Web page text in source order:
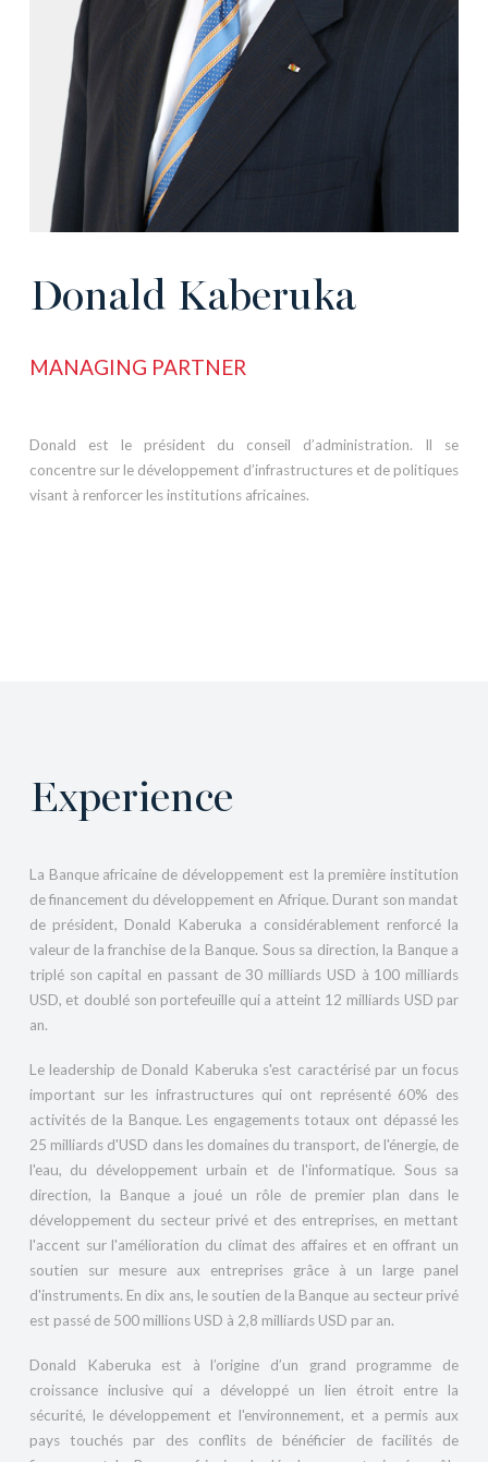
Donald Kaberuka
MANAGING PARTNER
Donald est le président du conseil d’administration. Il se
concentre sur le développement d’infrastructures et de politiques
visant à renforcer les institutions africaines.
Experience
La Banque africaine de développement est la première institution
de financement du développement en Afrique. Durant son mandat
de président, Donald Kaberuka a considérablement renforcé la
valeur de la franchise de la Banque. Sous sa direction, la Banque a
triplé son capital en passant de 30 milliards USD à 100 milliards
USD, et doublé son portefeuille qui a atteint 12 milliards USD par
an.
Le leadership de Donald Kaberuka s'est caractérisé par un focus
important sur les infrastructures qui ont représenté 60% des
activités de la Banque. Les engagements totaux ont dépassé les
25 milliards d'USD dans les domaines du transport, de l'énergie, de
l'eau, du développement urbain et de l'informatique. Sous sa
direction, la Banque a joué un rôle de premier plan dans le
développement du secteur privé et des entreprises, en mettant
l'accent sur l'amélioration du climat des affaires et en offrant un
soutien sur mesure aux entreprises grâce à un large panel
d'instruments. En dix ans, le soutien de la Banque au secteur privé
est passé de 500 millions USD à 2,8 milliards USD par an.
Donald Kaberuka est à l’origine d’un grand programme de
croissance inclusive qui a développé un lien étroit entre la
sécurité, le développement et l'environnement, et a permis aux
pays touchés par des conflits de bénéficier de facilités de